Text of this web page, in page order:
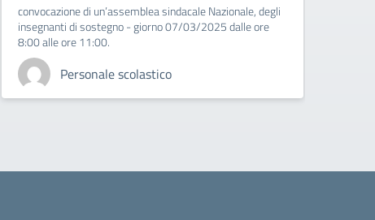
convocazione di un’assemblea sindacale Nazionale, degli
insegnanti di sostegno - giorno 07/03/2025 dalle ore
8:00 alle ore 11:00.
Personale scolastico